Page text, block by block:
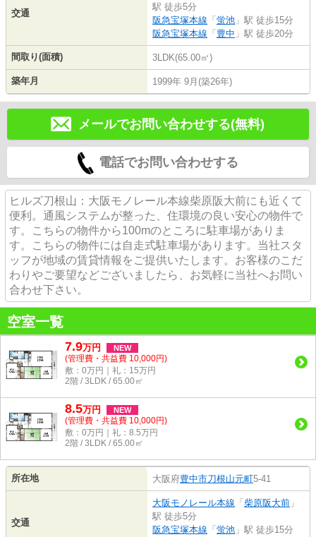
交通
駅 徒歩5分
阪急宝塚本線 「 蛍池 」駅 徒歩15分
阪急宝塚本線 「 豊中 」駅 徒歩20分
間取り(面積) 3LDK(65.00㎡)
築年月 1999年 9月(築26年)
メールでお問い合わせする(無料)
電話でお問い合わせする
ヒルズ刀根山：大阪モノレール本線柴原阪大前にも近くて
便利。通風システムが整った、住環境の良い安心の物件で
す。こちらの物件から100mのところに駐車場がありま
す。こちらの物件には自走式駐車場があります。当社スタ
ッフが地域の賃貸情報をご提供いたします。お客様のこだ
わりやご要望などございましたら、お気軽に当社へお問い
合わせ下さい。
空室一覧
7.9万円 NEW
(管理費・共益費 10,000円)
敷：0万円｜礼：15万円
2階 / 3LDK / 65.00㎡
8.5万円 NEW
(管理費・共益費 10,000円)
敷：0万円｜礼：8.5万円
2階 / 3LDK / 65.00㎡
所在地 大阪府豊中市刀根山元町5-41
交通
大阪モノレール本線 「 柴原阪大前 」
駅 徒歩5分
阪急宝塚本線 「 蛍池 」駅 徒歩15分